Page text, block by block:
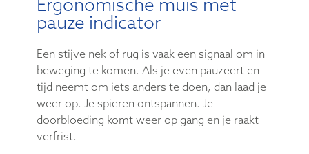
Ergonomische muis met
pauze indicator
Een stijve nek of rug is vaak een signaal om in
beweging te komen. Als je even pauzeert en
tijd neemt om iets anders te doen, dan laad je
weer op. Je spieren ontspannen. Je
doorbloeding komt weer op gang en je raakt
verfrist.